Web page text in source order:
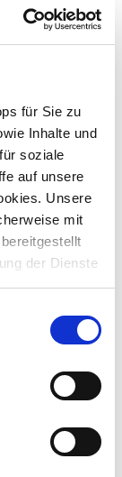
für Sie zu
Inhalte und
soziale
auf unsere
Unsere
mit
der Dienste
3,49 €